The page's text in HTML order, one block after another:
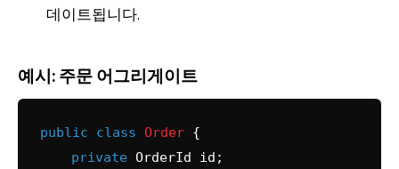
데이트됩니다.
예시: 주문 어그리게이트
public class Order {
private OrderId id;